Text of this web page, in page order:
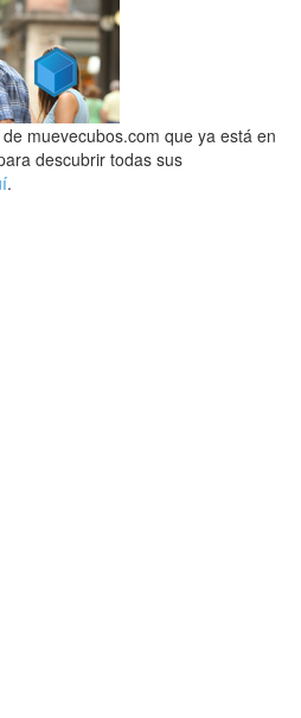
muevecubos.com que ya está en
descubrir todas sus
.